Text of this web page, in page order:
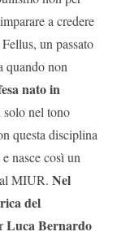
a credere
un passato
quando non
nato in
solo nel tono
questa disciplina
nasce così un
MIUR. Nel
del
Luca Bernardo